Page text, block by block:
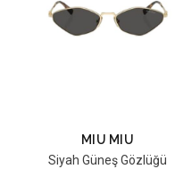
MIU MIU
Siyah Güneş Gözlüğü